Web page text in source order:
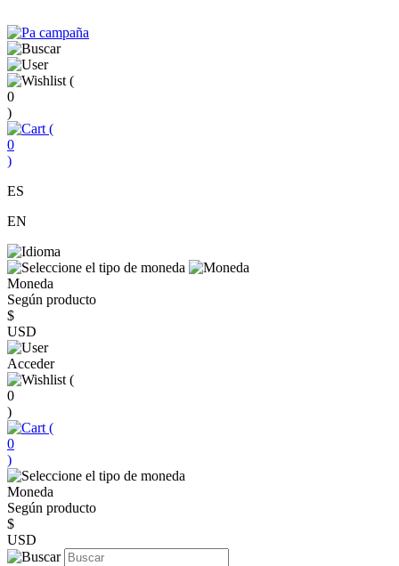
(
0
)
(
0
)
ES
EN
Moneda
Según producto
$
USD
Acceder
(
0
)
(
0
)
Moneda
Según producto
$
USD